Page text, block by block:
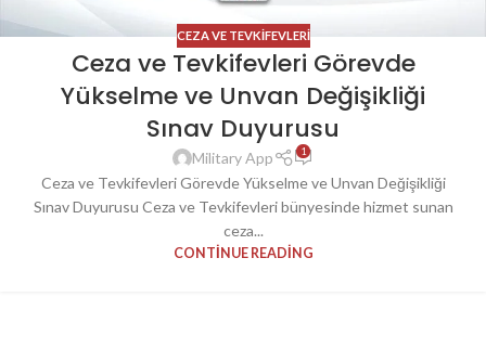
CEZA VE TEVKIFEVLERI
Ceza ve Tevkifevleri Görevde
Yükselme ve Unvan Değişikliği
Sınav Duyurusu
Military App 1
Ceza ve Tevkifevleri Görevde Yükselme ve Unvan Değişikliği
Sınav Duyurusu Ceza ve Tevkifevleri bünyesinde hizmet sunan
ceza...
CONTINUE READING